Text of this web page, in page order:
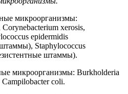
микроорганизмы:
xerosis,
epidermidis
Staphylococcus
штаммы).
микроорганизмы: Burkholderia
coli.